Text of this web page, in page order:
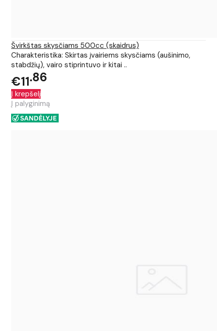
Švirkštas skysčiams 500cc (skaidrus)
Charakteristika: Skirtas įvairiems skysčiams (aušinimo,
stabdžių), vairo stiprintuvo ir kitai ..
€11 86
Į krepšelį
Į palyginimą